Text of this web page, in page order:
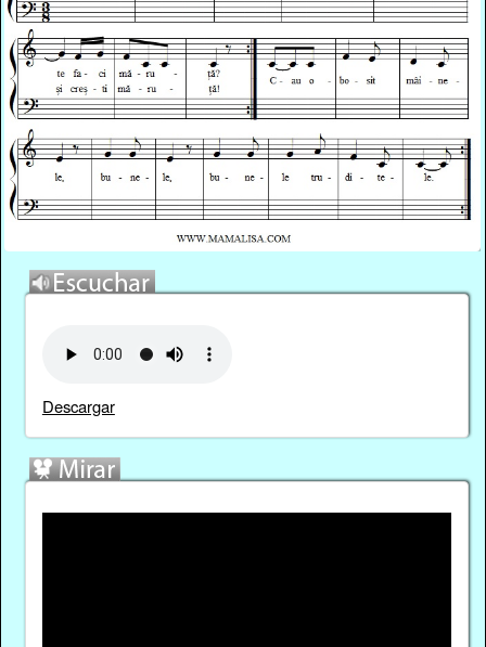
Descargar